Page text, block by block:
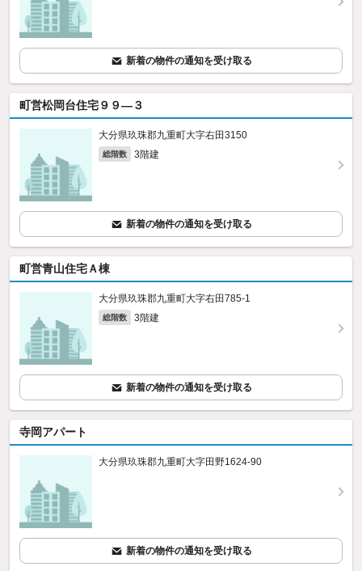
新着の物件の通知を受け取る
町営松岡台住宅９９—３
大分県玖珠郡九重町大字右田3150
総階数 3階建
新着の物件の通知を受け取る
町営青山住宅Ａ棟
大分県玖珠郡九重町大字右田785‐1
総階数 3階建
新着の物件の通知を受け取る
寺岡アパート
大分県玖珠郡九重町大字田野1624‐90
新着の物件の通知を受け取る